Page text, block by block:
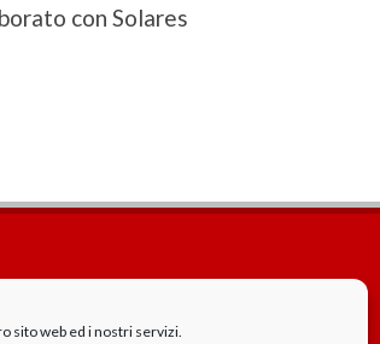
sito web ed i nostri servizi.
con Solares